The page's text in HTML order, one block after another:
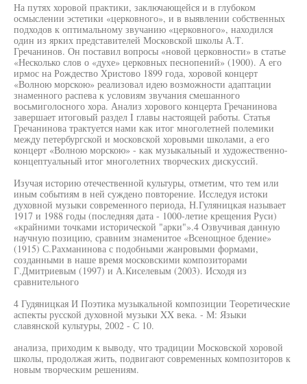
На путях хоровой практики, заключающейся и в глубоком
осмыслении эстетики «церковного», и в выявлении собственных
подходов к оптимальному звучанию «церковного», находился
один из ярких представителей Московской школы А.Т.
Гречанинов. Он поставил вопросы «новой церковности» в статье
«Несколько слов о «духе» церковных песнопений» (1900). А его
ирмос на Рождество Христово 1899 года, хоровой концерт
«Волною морскою» реализовал идею возможности адаптации
знаменного распева к условиям звучания смешанного
восьмиголосного хора. Анализ хорового концерта Гречанинова
завершает итоговый раздел I главы настоящей работы. Статья
Гречанинова трактуется нами как итог многолетней полемики
между петербургской и московской хоровыми школами, а его
концерт «Волною морскою» - как музыкальный и художественно-
концептуальный итог многолетних творческих дискуссий.
Изучая историю отечественной культуры, отметим, что тем или
иным событиям в ней суждено повторение. Исследуя истоки
духовной музыки современного периода, Н.Гуляницкая называет
1917 и 1988 годы (последняя дата - 1000-летие крещения Руси)
«крайними точками исторической "арки"».4 Озвучивая данную
научную позицию, сравним знаменитое «Всенощное бдение»
(1915) С.Рахманинова с подобными жанровыми формами,
созданными в наше время московскими композиторами
Г.Дмитриевым (1997) и А.Киселевым (2003). Исходя из
сравнительного
4 Гудяницкая И Поэтика музыкальной композиции Теоретические
аспекты русской духовной музыки XX века. - М: Языки
славянской культуры, 2002 - С 10.
анализа, приходим к выводу, что традиции Московской хоровой
школы, продолжая жить, подвигают современных композиторов к
новым творческим решениям.